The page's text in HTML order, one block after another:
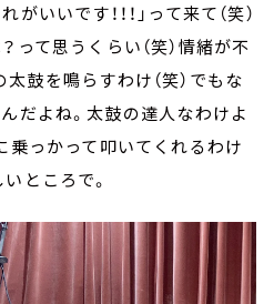
いいです！！！」って来て（笑）
って思うくらい（笑）情緒が不
鼓を鳴らすわけ（笑）でもな
だよね。太鼓の達人なわけよ
乗っかって叩いてくれるわけ
ところで。